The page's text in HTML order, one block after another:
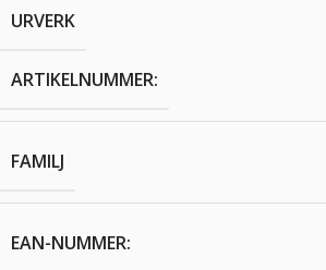
URVERK
ARTIKELNUMMER:
FAMILJ
EAN-NUMMER: